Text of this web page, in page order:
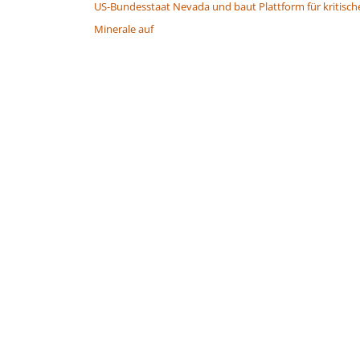
US-Bundesstaat Nevada und baut Plattform für
Minerale auf